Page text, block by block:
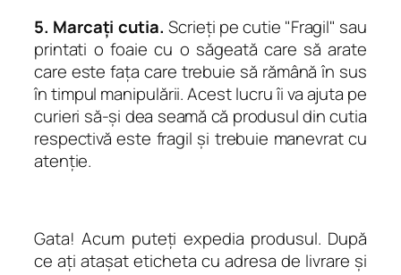
5. Marcați cutia. Scrieți pe cutie "Fragil" sau
printati o foaie cu o săgeată care să arate
care este fața care trebuie să rămână în sus
în timpul manipulării. Acest lucru îi va ajuta pe
curieri să-și dea seamă că produsul din cutia
respectivă este fragil și trebuie manevrat cu
atenție.
Gata! Acum puteți expedia produsul. După
ce ați atașat eticheta cu adresa de livrare și